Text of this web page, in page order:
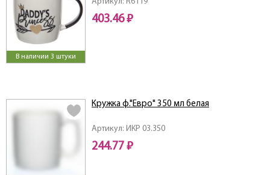
В наличии 3 штуки
403.46 ₽
Артикул: ИКР 03.350
Кружка ф."Евро" 350 мл белая
244.77 ₽